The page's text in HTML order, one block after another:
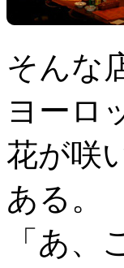
そんな
ヨーロ
花が咲
ある。
「あ